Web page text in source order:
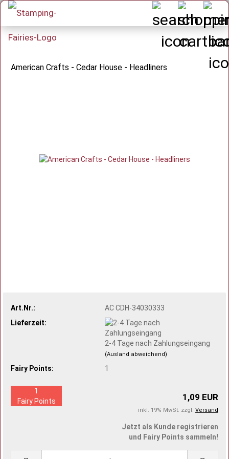
American Crafts - Cedar House - Headliners
Art.Nr.:
AC CDH-34030333
Lieferzeit:
2-4 Tage nach Zahlungseingang
(Ausland abweichend)
Fairy Points: 1
1,09 EUR
inkl. 19% MwSt. zzgl. Versand
1
Fairy Points
Jetzt als Kunde registrieren
und Fairy Points sammeln!